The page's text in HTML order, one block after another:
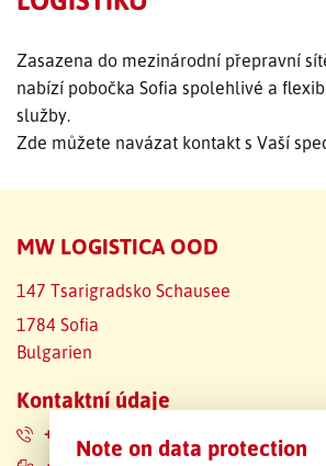
POPTÁVKA PŘEPRAVY
Zasazena do mezinárodní přepravní
nabízí pobočka Sofia spolehlivé a
služby.
Zde můžete navázat kontakt s Vaší
MW LOGISTICA OOD
147 Tsarigradsko Schausee
1784 Sofia
Bulgarien
Kontaktní údaje
+359 2 4214 023
Note on data protection